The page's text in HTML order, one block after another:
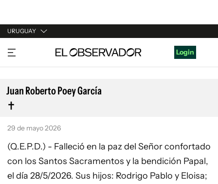
URUGUAY
URUGUAY
ARGENTINA
ESPAÑA
ESTADOS UNIDOS
Login
Juan Roberto Poey García
29 de mayo 2026
(Q.E.P.D.) - Falleció en la paz del Señor confortado
con los Santos Sacramentos y la bendición Papal,
el día 28/5/2026. Sus hijos: Rodrigo Pablo y Eloisa;